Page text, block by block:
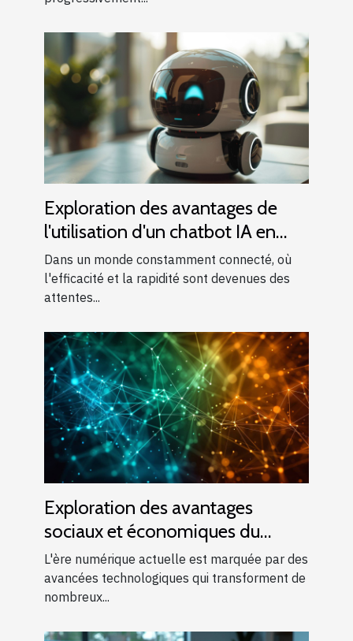
Exploration des avantages de
l'utilisation d'un chatbot IA en
français
Dans un monde constamment connecté, où
l'efficacité et la rapidité sont devenues des
attentes...
Exploration des avantages
sociaux et économiques du
machine learning
L'ère numérique actuelle est marquée par des
avancées technologiques qui transforment de
nombreux...